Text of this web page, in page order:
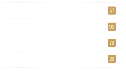
57
96
78
28